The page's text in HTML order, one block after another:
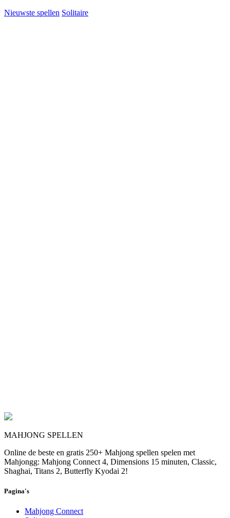
Nieuwste spellen Solitaire
MAHJONG SPELLEN
Online de beste en gratis 250+ Mahjong spellen spelen met
Mahjongg: Mahjong Connect 4, Dimensions 15 minuten, Classic,
Shaghai, Titans 2, Butterfly Kyodai 2!
Pagina's
Mahjong Connect